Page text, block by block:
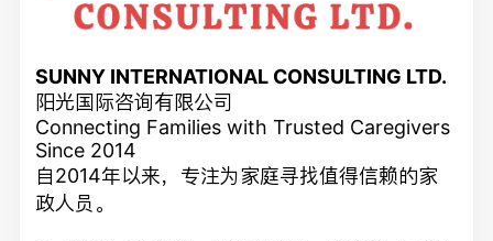
SUNNY INTERNATIONAL CONSULTING LTD.
阳光国际咨询有限公司
Connecting Families with Trusted Caregivers
Since 2014
自2014年以来，专注为家庭寻找值得信赖的家
政人员。